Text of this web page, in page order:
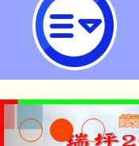
表、非大臺
國社會教育
園市立瑞坪